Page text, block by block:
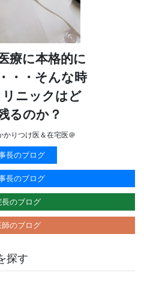
療に本格的に
・・そんな時
ニックはど
るのか？
かりつけ医＆在宅医＠
長のブログ
長のブログ
長のブログ
のブログ
探す